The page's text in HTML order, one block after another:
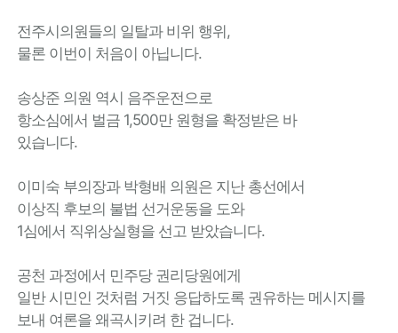
전주시의원들의 일탈과 비위 행위,
물론 이번이 처음이 아닙니다.
송상준 의원 역시 음주운전으로
항소심에서 벌금 1,500만 원형을 확정받은 바
있습니다.
이미숙 부의장과 박형배 의원은 지난 총선에서
이상직 후보의 불법 선거운동을 도와
1심에서 직위상실형을 선고 받았습니다.
공천 과정에서 민주당 권리당원에게
일반 시민인 것처럼 거짓 응답하도록 권유하는 메시지를
보내 여론을 왜곡시키려 한 겁니다.